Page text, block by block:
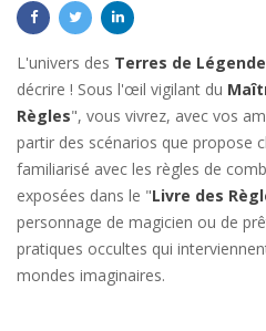
L'univers des Terres de Légende
décrire ! Sous l'œil vigilant du
Règles", vous vivrez, avec vos
partir des scénarios que propose
familiarisé avec les règles de
exposées dans le "Livre des
personnage de magicien ou de
pratiques occultes qui
mondes imaginaires.